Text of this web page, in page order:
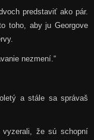
predstaviť ako pár.
toho, aby ju Georgove
nezmení.“
a stále sa správaš
vyzerali, že sú schopní